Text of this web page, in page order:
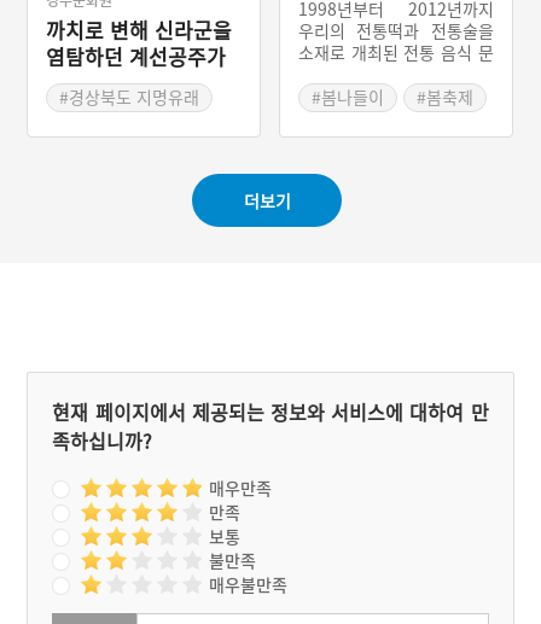
까치로 변해 신라군을
염탐하던 계선공주가
죽은 경주 작원
#경상북도 지명유래
1998년부터 2012년까지
우리의 전통떡과 전통술을
소재로 개최된 전통 음식 문
축제가 개최되었을 때는 ‘한
국 전통주와 떡 축제’라는
명칭이었다가 2002년에 ‘경
이름을 바꾸었다. 전국 각지
에서 모은 전통술과 떡을 경
주 황성공원에 차려놓고, 많
#봄나들이 #봄축제
더보기
현재 페이지에서 제공되는 정보와 서비스에 대하여 만
족하십니까?
매우만족
만족
보통
불만족
매우불만족